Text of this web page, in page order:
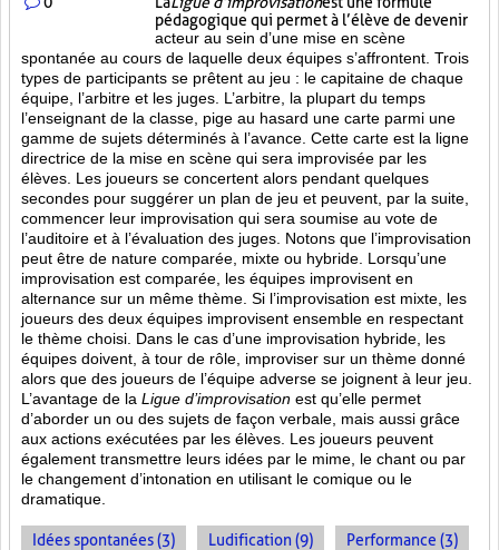
pédagogique qui permet à l’élève de devenir
acteur au sein d’une mise en scène
spontanée au cours de laquelle deux équipes s’affrontent. Trois
types de participants se prêtent au jeu : le capitaine de chaque
équipe, l’arbitre et les juges. L’arbitre, la plupart du temps
l’enseignant de la classe, pige au hasard une carte parmi une
gamme de sujets déterminés à l’avance. Cette carte est la ligne
directrice de la mise en scène qui sera improvisée par les
élèves. Les joueurs se concertent alors pendant quelques
secondes pour suggérer un plan de jeu et peuvent, par la suite,
commencer leur improvisation qui sera soumise au vote de
l’auditoire et à l’évaluation des juges. Notons que l’improvisation
peut être de nature comparée, mixte ou hybride. Lorsqu’une
improvisation est comparée, les équipes improvisent en
alternance sur un même thème. Si l’improvisation est mixte, les
joueurs des deux équipes improvisent ensemble en respectant
le thème choisi. Dans le cas d’une improvisation hybride, les
équipes doivent, à tour de rôle, improviser sur un thème donné
alors que des joueurs de l’équipe adverse se joignent à leur jeu.
L’avantage de la Ligue d’improvisation est qu’elle permet
d’aborder un ou des sujets de façon verbale, mais aussi grâce
aux actions exécutées par les élèves. Les joueurs peuvent
également transmettre leurs idées par le mime, le chant ou par
le changement d’intonation en utilisant le comique ou le
dramatique.
Idées spontanées (3) Ludification (9) Performance (3)